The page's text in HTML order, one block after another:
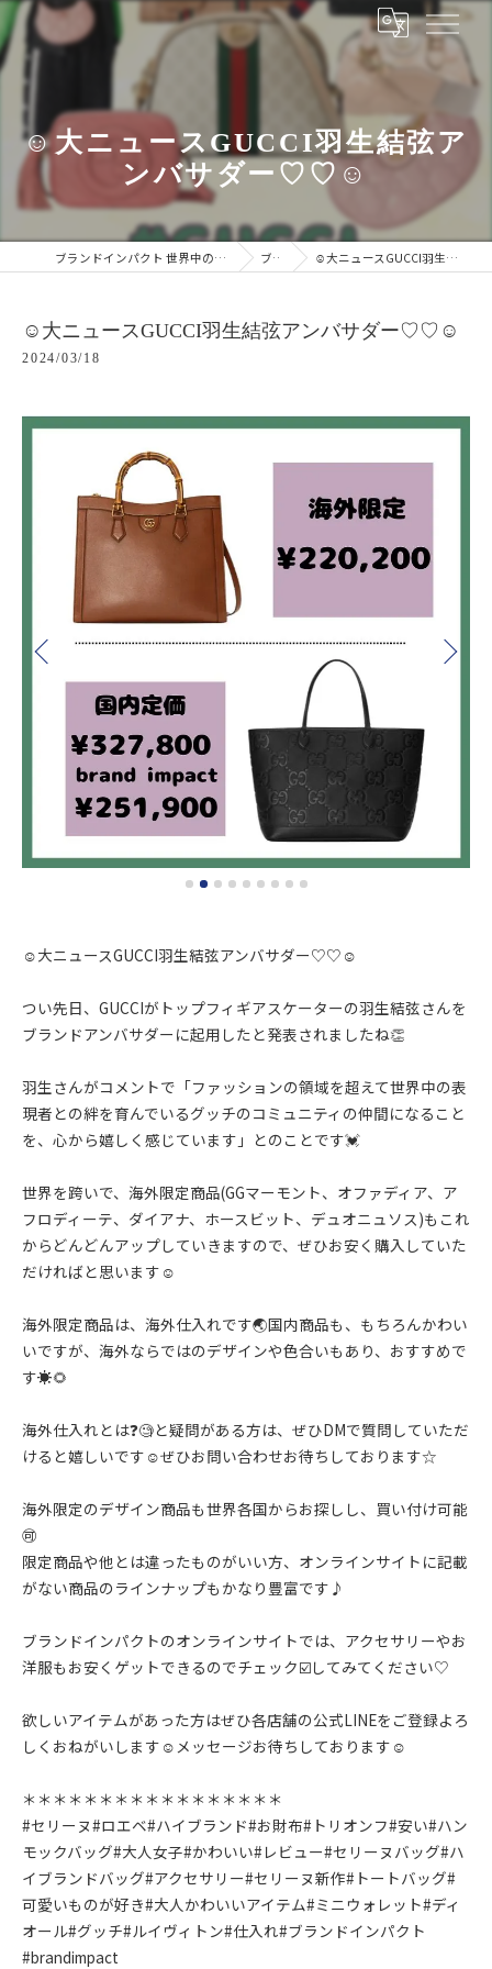
☺︎大ニュースGUCCI羽生結弦ア
ンバサダー♡♡☺︎
ブランドインパクト 世界中のブランドをあなたの手に ブログ ☺︎大ニュースGUCCI羽生結弦アンバサダー♡♡☺︎
☺︎大ニュースGUCCI羽生結弦アンバサダー♡♡☺︎
2024/03/18
☺︎大ニュースGUCCI羽生結弦アンバサダー♡♡☺︎
つい先日、GUCCIがトップフィギアスケーターの羽生結弦さんを
ブランドアンバサダーに起用したと発表されましたね👏
羽生さんがコメントで「ファッションの領域を超えて世界中の表
現者との絆を育んでいるグッチのコミュニティの仲間になること
を、心から嬉しく感じています」とのことです💓
世界を跨いで、海外限定商品(GGマーモント、オファディア、ア
フロディーテ、ダイアナ、ホースビット、デュオニュソス)もこれ
からどんどんアップしていきますので、ぜひお安く購入していた
だければと思います☺️
海外限定商品は、海外仕入れです🌏国内商品も、もちろんかわい
いですが、海外ならではのデザインや色合いもあり、おすすめで
す☀️🌻
海外仕入れとは❓🧐と疑問がある方は、ぜひDMで質問していただ
けると嬉しいです☺️ぜひお問い合わせお待ちしております☆
海外限定のデザイン商品も世界各国からお探しし、買い付け可能
🉑
限定商品や他とは違ったものがいい方、オンラインサイトに記載
がない商品のラインナップもかなり豊富です♪
ブランドインパクトのオンラインサイトでは、アクセサリーやお
洋服もお安くゲットできるのでチェック☑️してみてください♡
欲しいアイテムがあった方はぜひ各店舗の公式LINEをご登録よろ
しくおねがいします☺︎メッセージお待ちしております☺︎
＊＊＊＊＊＊＊＊＊＊＊＊＊＊＊＊＊
#セリーヌ#ロエベ#ハイブランド#お財布#トリオンフ#安い#ハン
モックバッグ#大人女子#かわいい#レビュー#セリーヌバッグ#ハ
イブランドバッグ#アクセサリー#セリーヌ新作#トートバッグ#
可愛いものが好き#大人かわいいアイテム#ミニウォレット#ディ
オール#グッチ#ルイヴィトン#仕入れ#ブランドインパクト
#brandimpact